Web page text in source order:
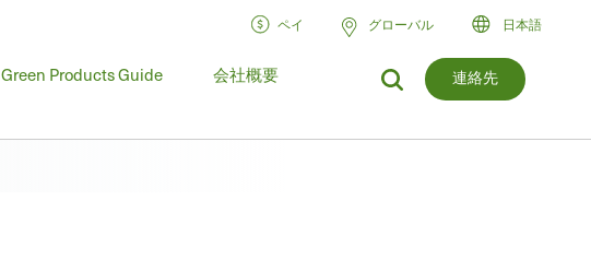
連絡先
Green Products Guide 会社概要
ペイ グローバル 日本語